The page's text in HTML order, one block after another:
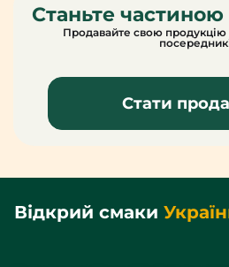
Станьте
Продавайте свою продукцію
Стати
Відкрий смаки